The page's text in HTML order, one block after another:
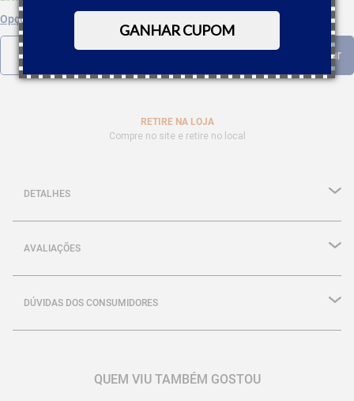
GANHAR CUPOM
Opções de parcelamento
RETIRE NA LOJA
Compre no site e retire no local
DETALHES
AVALIAÇÕES
DÚVIDAS DOS CONSUMIDORES
QUEM VIU TAMBÉM GOSTOU